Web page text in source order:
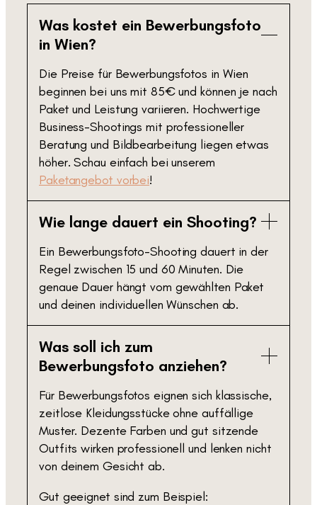
Was kostet ein Bewerbungsfoto
in Wien?
Die Preise für Bewerbungsfotos in Wien
beginnen bei uns mit 85€ und können je nach
Paket und Leistung variieren. Hochwertige
Business-Shootings mit professioneller
Beratung und Bildbearbeitung liegen etwas
höher. Schau einfach bei unserem
Paketangebot vorbei!
Wie lange dauert ein Shooting?
Ein Bewerbungsfoto-Shooting dauert in der
Regel zwischen 15 und 60 Minuten. Die
genaue Dauer hängt vom gewählten Paket
und deinen individuellen Wünschen ab.
Was soll ich zum
Bewerbungsfoto anziehen?
Für Bewerbungsfotos eignen sich klassische,
zeitlose Kleidungsstücke ohne auffällige
Muster. Dezente Farben und gut sitzende
Outfits wirken professionell und lenken nicht
von deinem Gesicht ab.
Gut geeignet sind zum Beispiel: